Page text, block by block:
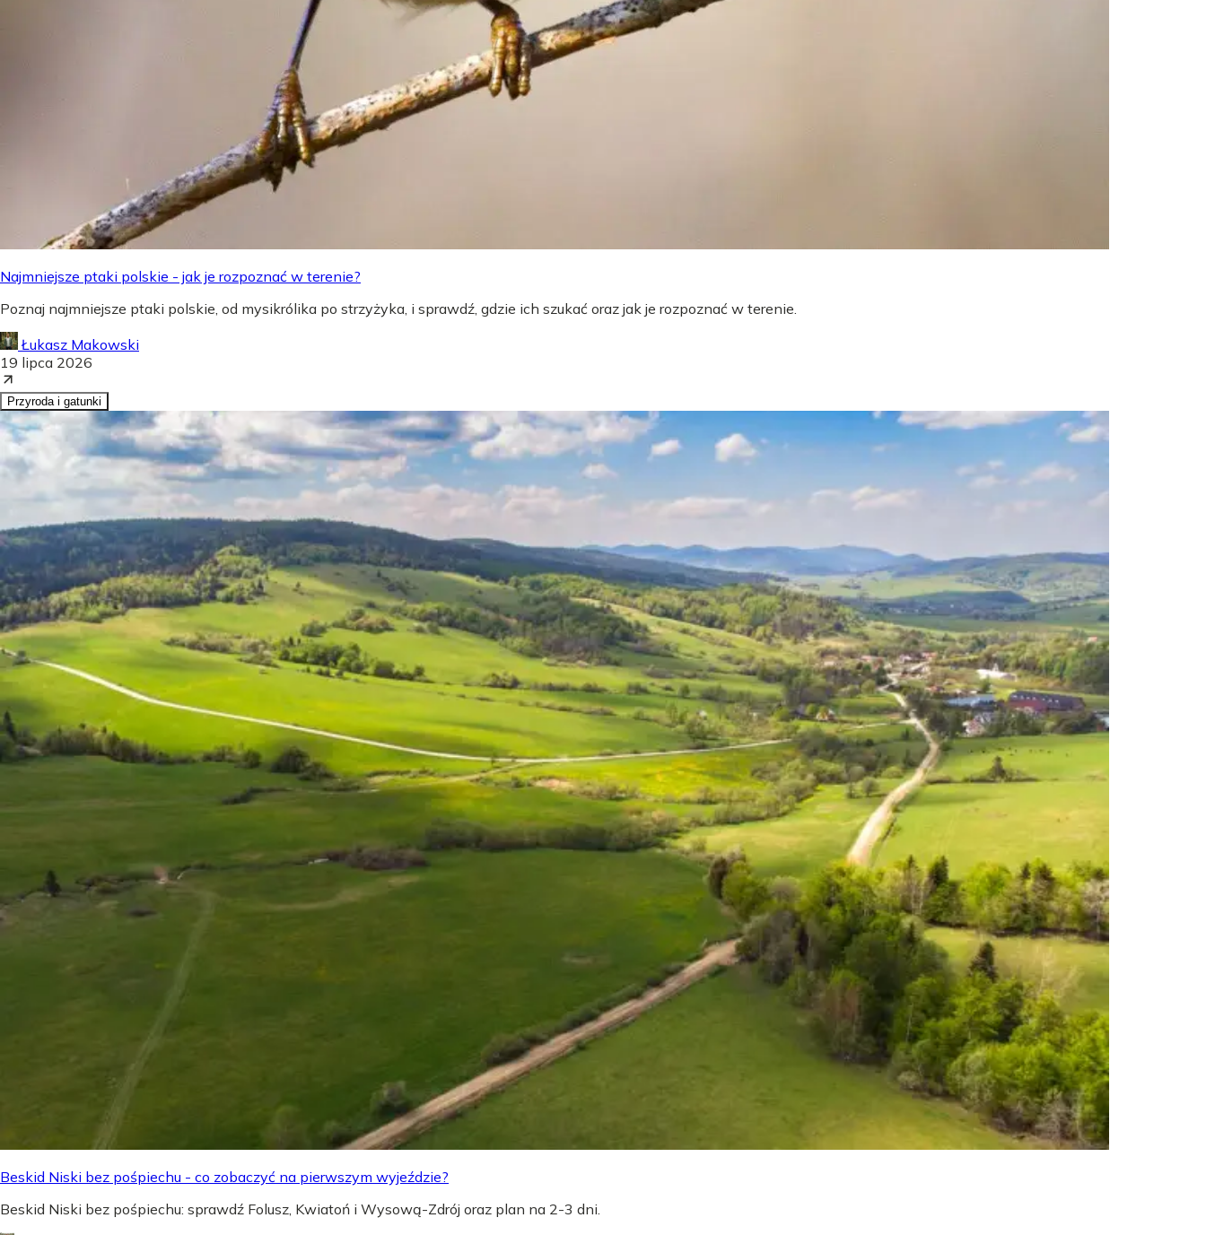
Najmniejsze ptaki polskie - jak je rozpoznać w terenie?
Poznaj najmniejsze ptaki polskie, od mysikrólika po strzyżyka, i sprawdź, gdzie ich szukać oraz jak je rozpoznać w terenie.
Łukasz Makowski
19 lipca 2026
Przyroda i gatunki
Beskid Niski bez pośpiechu - co zobaczyć na pierwszym wyjeździe?
Beskid Niski bez pośpiechu: sprawdź Folusz, Kwiatoń i Wysową-Zdrój oraz plan na 2-3 dni.